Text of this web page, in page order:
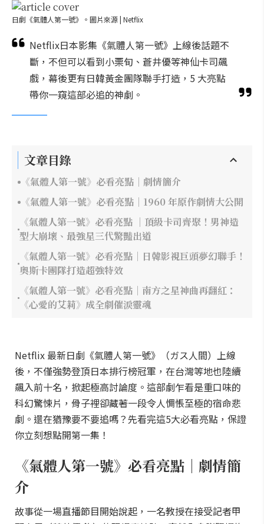
日劇《氣體人第一號》。圖片來源 | Netflix
Netflix日本影集《氣體人第一號》上線後話題不
斷，不但可以看到小栗旬、蒼井優等神仙卡司飆
戲，幕後更有日韓黃金團隊聯手打造，5 大亮點
帶你一窺這部必追的神劇。
文章目錄
《氣體人第一號》必看亮點｜劇情簡介
《氣體人第一號》必看亮點｜1960 年原作劇情大公開
《氣體人第一號》必看亮點 ｜頂級卡司齊聚！男神造
型大崩壞、最強星三代驚豔出道
《氣體人第一號》必看亮點｜日韓影視巨頭夢幻聯手！
奧斯卡團隊打造超強特效
《氣體人第一號》必看亮點｜南方之星神曲再翻紅：
《心愛的艾莉》成全劇催淚靈魂
Netflix 最新日劇《氣體人第一號》（ガス人間）上線
後，不僅強勢登頂日本排行榜冠軍，在台灣等地也陸續
飆入前十名，掀起極高討論度。這部劇乍看是重口味的
科幻驚悚片，骨子裡卻藏著一段令人惆悵至極的宿命悲
劇。還在猶豫要不要追嗎？先看完這5大必看亮點，保證
你立刻想點開第一集！
《氣體人第一號》必看亮點｜劇情簡
介
故事從一場直播節目開始說起，一名教授在接受記者甲